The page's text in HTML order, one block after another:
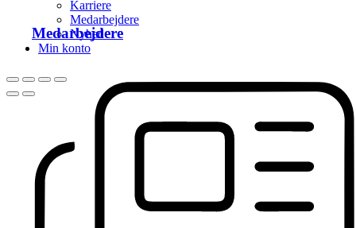
Medarbejdere
Karriere
Medarbejdere
Nyhed
Min konto